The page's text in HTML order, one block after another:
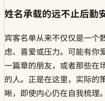
姓名承载的远不止后勤
宾客名单从来不仅仅是一个
虑、喜爱或压力。可能有你
一篇章的朋友，或者那些在
的人。正是在这里，实际的
晰，即使内心仍在自我梳理。